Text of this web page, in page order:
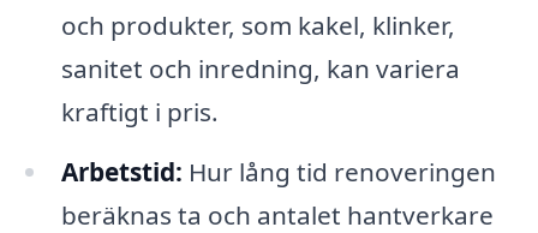
och produkter, som kakel, klinker,
sanitet och inredning, kan variera
kraftigt i pris.
Arbetstid: Hur lång tid renoveringen
beräknas ta och antalet hantverkare